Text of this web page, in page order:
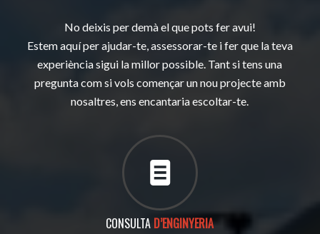
No deixis per demà el que pots fer avui!
Estem aquí per ajudar-te, assessorar-te i fer que la teva
experiència sigui la millor possible. Tant si tens una
pregunta com si vols començar un nou projecte amb
nosaltres, ens encantaria escoltar-te.
CONSULTA D’ENGINYERIA